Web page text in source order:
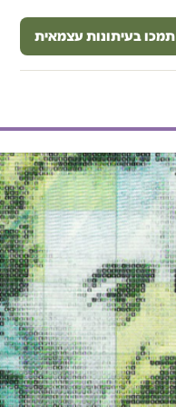
תמכו בעיתונות עצמאית